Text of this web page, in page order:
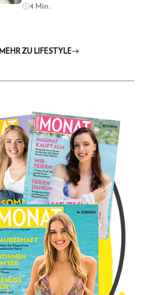
4 Min.
MEHR ZU LIFESTYLE